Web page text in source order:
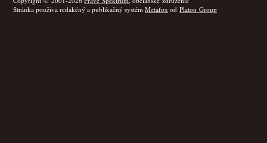
Stránka používa redakčný a publikačný systém Metafox od Platon Group